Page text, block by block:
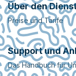
Über den
Preise und Tarife
Support und
Das Handbuch für